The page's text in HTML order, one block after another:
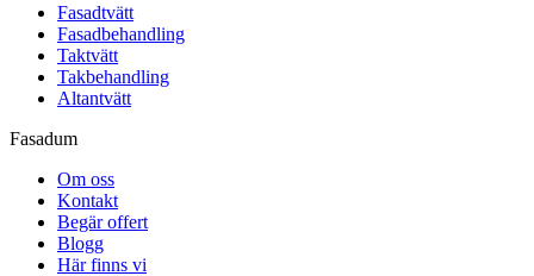
Fasadtvätt
Fasadbehandling
Taktvätt
Takbehandling
Altantvätt
Fasadum
Om oss
Kontakt
Begär offert
Blogg
Här finns vi